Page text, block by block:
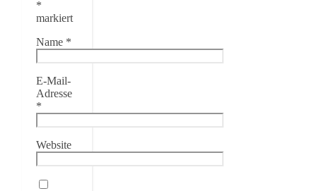
*
markiert
Name *
E-Mail-
Adresse
*
Website